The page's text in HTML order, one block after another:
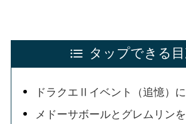
タップできる
ドラクエⅡイベント（追憶）
メドーサボールとグレムリン